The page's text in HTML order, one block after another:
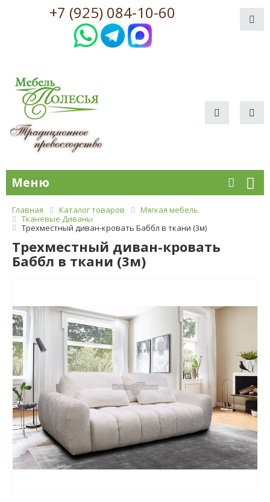
+7 (925) 084-10-60
Меню
Главная Каталог товаров
Мягкая мебель
Тканевые Диваны
Трехместный диван-кровать Баббл в ткани (3м)
Трехместный диван-кровать
Баббл в ткани (3м)